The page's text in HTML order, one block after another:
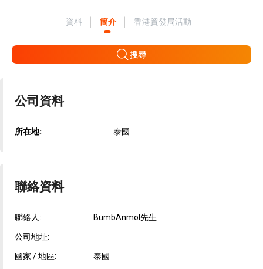
資料 簡介 香港貿發局活動
搜尋
公司資料
所在地: 泰國
聯絡資料
聯絡人: BumbAnmol先生
公司地址:
國家 / 地區: 泰國